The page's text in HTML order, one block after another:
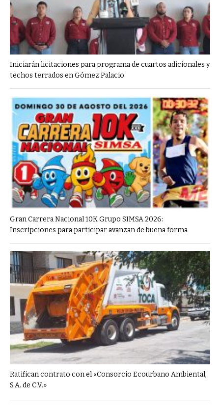
Iniciarán licitaciones para programa de cuartos adicionales y
techos terrados en Gómez Palacio
Gran Carrera Nacional 10K Grupo SIMSA 2026:
Inscripciones para participar avanzan de buena forma
Ratifican contrato con el «Consorcio Ecourbano Ambiental,
S.A. de C.V.»